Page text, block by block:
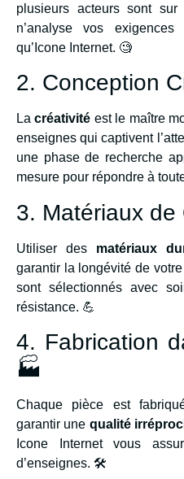
plusieurs acteurs sont
n’analyse vos
qu’Icone Internet. 🧐
2. Conception
Lacréativité est le maître
enseignes qui captivent
une phase de recherche
mesure pour répondre à
3. Matériaux
Utiliser des matériaux
garantir la longévité de
sont sélectionnés avec
résistance. 💪
4. Fabrication
🏭
Chaque pièce est
garantir une qualité
Icone Internet vous
d’enseignes. 🛠️